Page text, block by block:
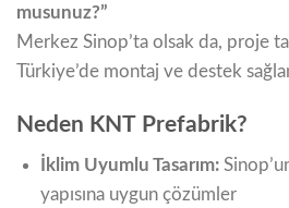
musunuz?”
Merkez Sinop’ta olsak da, proje
Türkiye’de montaj ve destek
Neden KNT Prefabrik?
İklim Uyumlu Tasarım:
yapısına uygun çözümler